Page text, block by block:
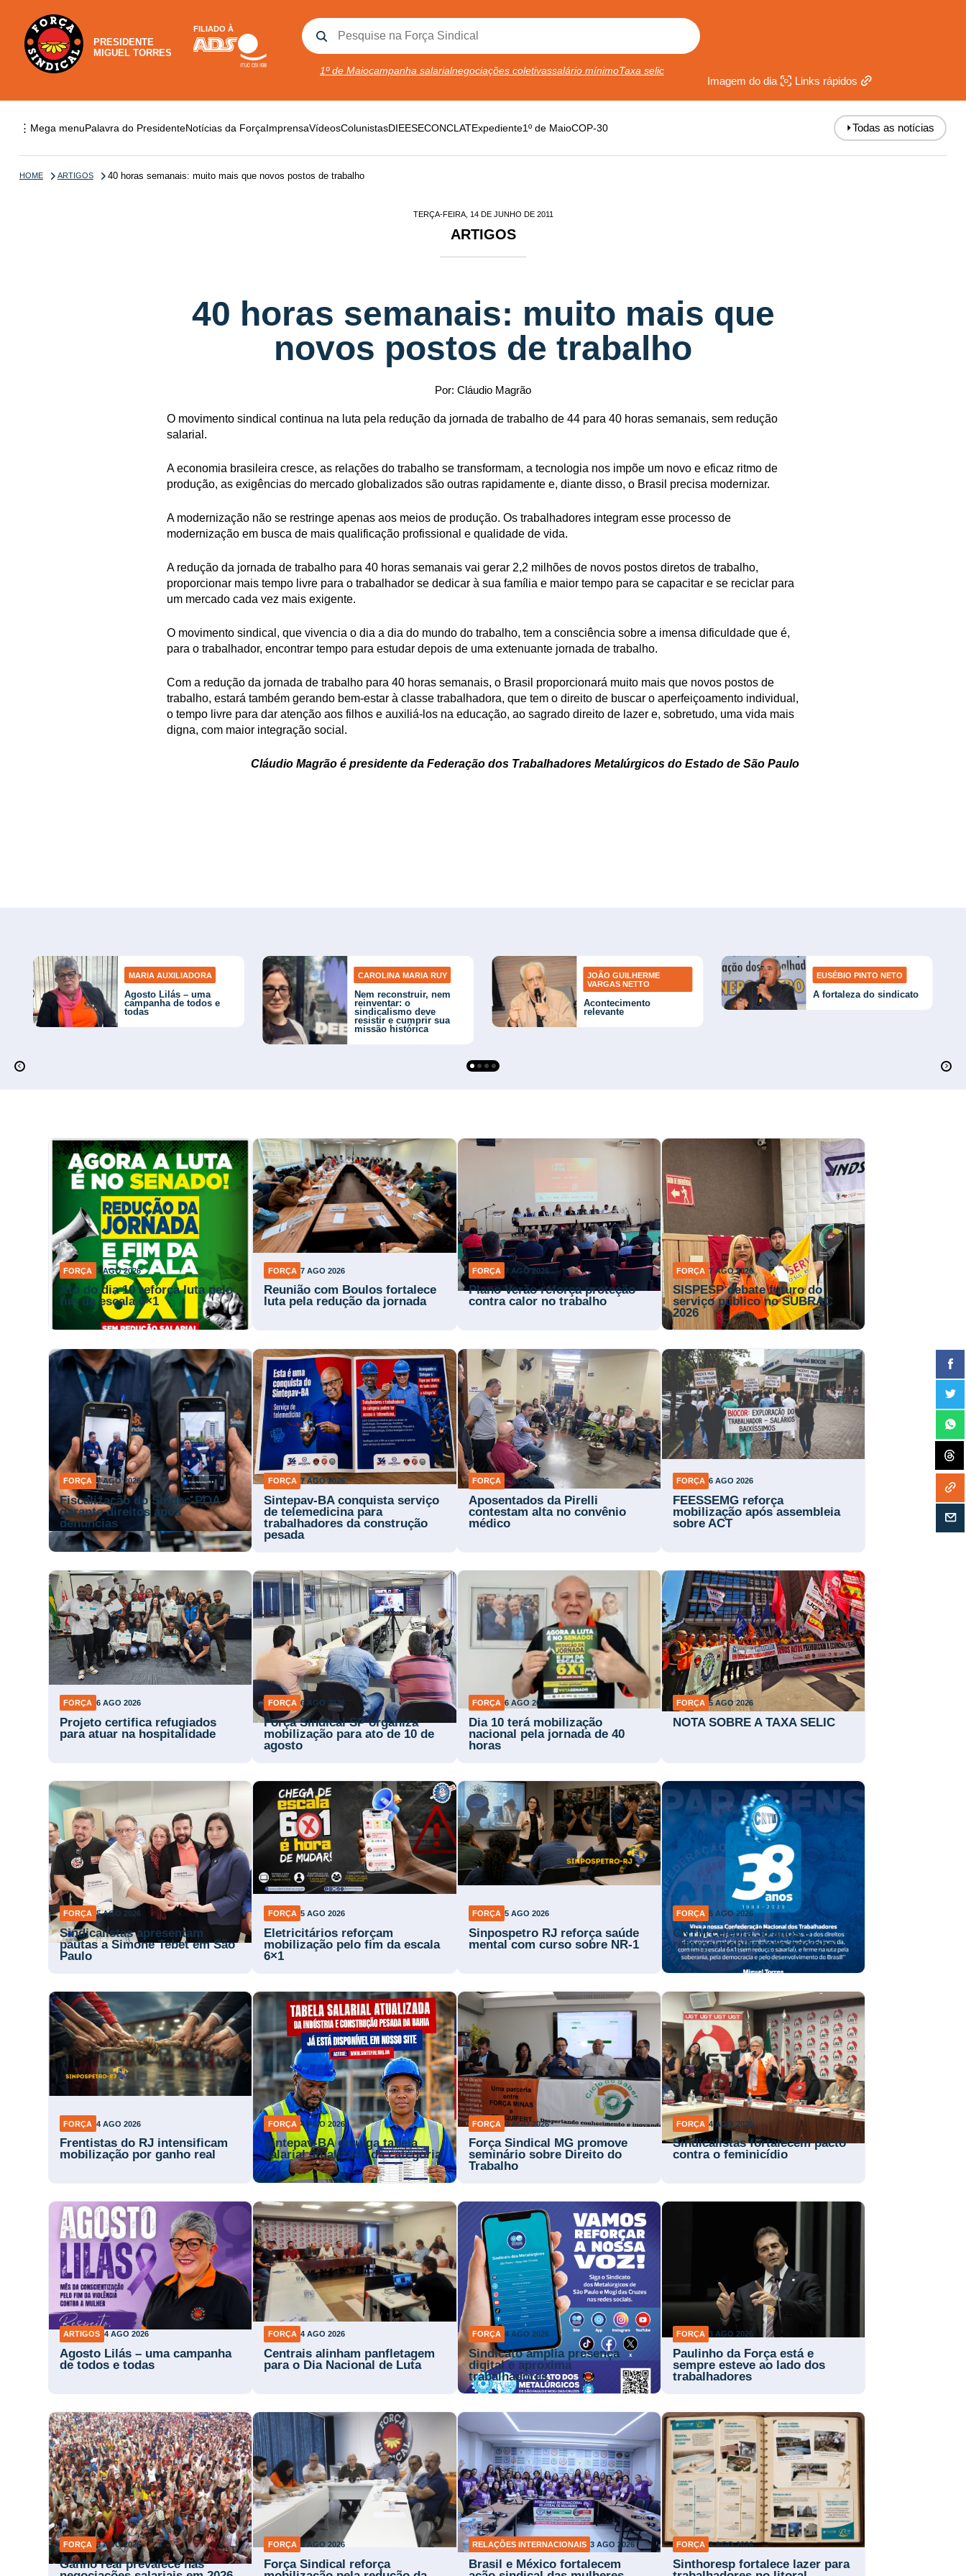
PRESIDENTE
MIGUEL TORRES
FILIADO À
1º de Maiocampanha salarialnegociações coletivassalário mínimoTaxa selic
Imagem do dia Links rápidos
⋮ Mega menuPalavra do PresidenteNotícias da ForçaImprensaVídeosColunistasDIEESECONCLATExpediente1º de MaioCOP-30 ⏵Todas as notícias
HOME ARTIGOS 40 horas semanais: muito mais que novos postos de trabalho
TERÇA-FEIRA, 14 DE JUNHO DE 2011
ARTIGOS
40 horas semanais: muito mais que
novos postos de trabalho
Por: Cláudio Magrão
O movimento sindical continua na luta pela redução da jornada de trabalho de 44 para 40 horas semanais, sem redução
salarial.
A economia brasileira cresce, as relações do trabalho se transformam, a tecnologia nos impõe um novo e eficaz ritmo de
produção, as exigências do mercado globalizados são outras rapidamente e, diante disso, o Brasil precisa modernizar.
A modernização não se restringe apenas aos meios de produção. Os trabalhadores integram esse processo de
modernização em busca de mais qualificação profissional e qualidade de vida.
A redução da jornada de trabalho para 40 horas semanais vai gerar 2,2 milhões de novos postos diretos de trabalho,
proporcionar mais tempo livre para o trabalhador se dedicar à sua família e maior tempo para se capacitar e se reciclar para
um mercado cada vez mais exigente.
O movimento sindical, que vivencia o dia a dia do mundo do trabalho, tem a consciência sobre a imensa dificuldade que é,
para o trabalhador, encontrar tempo para estudar depois de uma extenuante jornada de trabalho.
Com a redução da jornada de trabalho para 40 horas semanais, o Brasil proporcionará muito mais que novos postos de
trabalho, estará também gerando bem-estar à classe trabalhadora, que tem o direito de buscar o aperfeiçoamento individual,
o tempo livre para dar atenção aos filhos e auxiliá-los na educação, ao sagrado direito de lazer e, sobretudo, uma vida mais
digna, com maior integração social.
Cláudio Magrão é presidente da Federação dos Trabalhadores Metalúrgicos do Estado de São Paulo
MARIA AUXILIADORA
Agosto Lilás – uma
campanha de todos e
todas
CAROLINA MARIA RUY
Nem reconstruir, nem
reinventar: o
sindicalismo deve
resistir e cumprir sua
missão histórica
JOÃO GUILHERME
VARGAS NETTO
Acontecimento
relevante
EUSÉBIO PINTO NETO
A fortaleza do sindicato
FORÇA 7 AGO 2026
Ato do dia 10 reforça luta pelo
fim da escala 6×1
FORÇA 7 AGO 2026
Reunião com Boulos fortalece
luta pela redução da jornada
FORÇA 7 AGO 2026
Plano Verão reforça proteção
contra calor no trabalho
FORÇA 7 AGO 2026
SISPESP debate futuro do
serviço público no SUBRAC
2026
FORÇA 7 AGO 2026
Fiscalização do Sindec-POA
garante direitos após
denúncias
FORÇA 7 AGO 2026
Sintepav-BA conquista serviço
de telemedicina para
trabalhadores da construção
pesada
FORÇA 7 AGO 2026
Aposentados da Pirelli
contestam alta no convênio
médico
FORÇA 6 AGO 2026
FEESSEMG reforça
mobilização após assembleia
sobre ACT
FORÇA 6 AGO 2026
Projeto certifica refugiados
para atuar na hospitalidade
FORÇA 6 AGO 2026
Força Sindical SP organiza
mobilização para ato de 10 de
agosto
FORÇA 6 AGO 2026
Dia 10 terá mobilização
nacional pela jornada de 40
horas
FORÇA 5 AGO 2026
NOTA SOBRE A TAXA SELIC
FORÇA 5 AGO 2026
Sindicalistas apresentam
pautas a Simone Tebet em São
Paulo
FORÇA 5 AGO 2026
Eletricitários reforçam
mobilização pelo fim da escala
6×1
FORÇA 5 AGO 2026
Sinpospetro RJ reforça saúde
mental com curso sobre NR-1
FORÇA 5 AGO 2026
CNTM celebra 38 anos e
reforça mobilização nacional
FORÇA 4 AGO 2026
Frentistas do RJ intensificam
mobilização por ganho real
FORÇA 4 AGO 2026
Sintepav-BA divulga tabela
salarial atualizada da categoria
FORÇA 4 AGO 2026
Força Sindical MG promove
seminário sobre Direito do
Trabalho
FORÇA 4 AGO 2026
Sindicalistas fortalecem pacto
contra o feminicídio
ARTIGOS 4 AGO 2026
Agosto Lilás – uma campanha
de todos e todas
FORÇA 4 AGO 2026
Centrais alinham panfletagem
para o Dia Nacional de Luta
FORÇA 4 AGO 2026
Sindicato amplia presença
digital e aproxima
trabalhadores
FORÇA 3 AGO 2026
Paulinho da Força está e
sempre esteve ao lado dos
trabalhadores
FORÇA 3 AGO 2026
Ganho real prevalece nas
FORÇA 3 AGO 2026
Força Sindical reforça
RELAÇÕES INTERNACIONAIS 3 AGO 2026
Brasil e México fortalecem
FORÇA 3 AGO 2026
Sinthoresp fortalece lazer para